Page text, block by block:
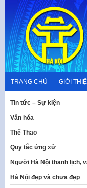
content
TRANG CHỦ GIỚI
Tin tức – Sự kiện
Văn hóa
Thể Thao
Quy tắc ứng xử
Người Hà Nội thanh lịch,
Hà Nội đẹp và chưa đẹp